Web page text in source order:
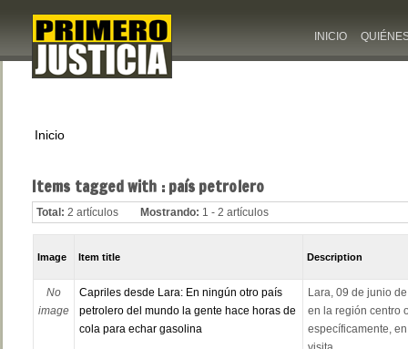
INICIO
Inicio
Items tagged with : país petrolero
Total: 2 artículos Mostrando: 1 - 2 artículos
Image Item title Description
No
image
Capriles desde Lara: En ningún otro país
petrolero del mundo la gente hace horas de
cola para echar gasolina
Lara, 09 de junio
en la región centro
específicamente,